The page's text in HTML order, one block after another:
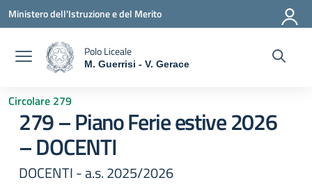
Vai ai contenuti
Vai al menu di navigazione
Vai al footer
Ministero dell'Istruzione e del Merito
Polo Liceale
M. Guerrisi - V. Gerace
Circolare 279
279 – Piano Ferie estive 2026
– DOCENTI
DOCENTI - a.s. 2025/2026